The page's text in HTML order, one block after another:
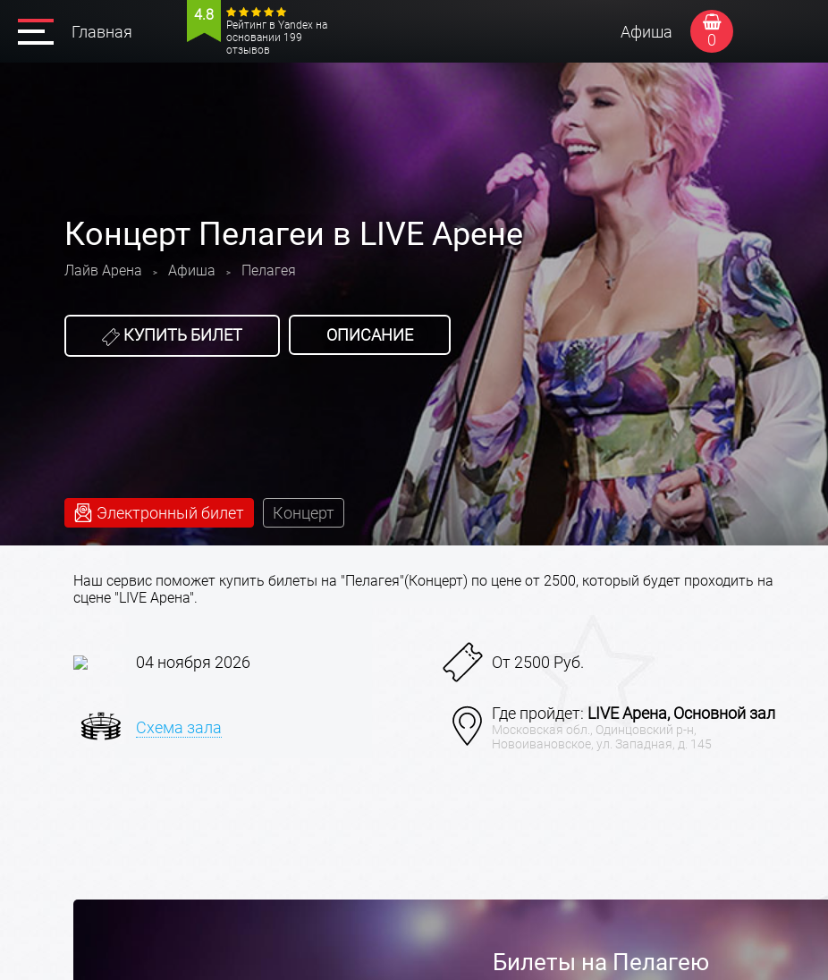
Главная
4.8
Рейтинг в Yandex на
основании 199
отзывов
Афиша 0
Концерт Пелагеи в LIVE Арене
Лайв Арена > Афиша > Пелагея
КУПИТЬ БИЛЕТ ОПИСАНИЕ
Электронный билет Концерт
Наш сервис поможет купить билеты на "Пелагея"(Концерт) по цене от 2500, который будет проходить на
сцене "LIVE Арена".
04 ноября 2026 От 2500 Руб.
Схема зала
Где пройдет: LIVE Арена, Основной зал
Московская обл., Одинцовский р-н,
Новоивановское, ул. Западная, д. 145
Билеты на Пелагею